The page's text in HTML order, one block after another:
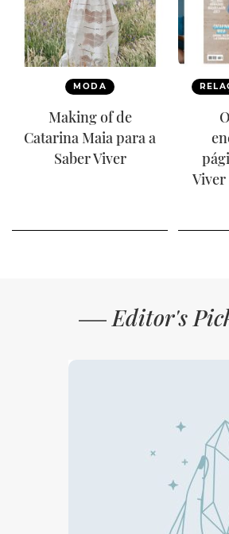
MODA
Making of de
Catarina Maia para a
Saber Viver
Viver
Editor's